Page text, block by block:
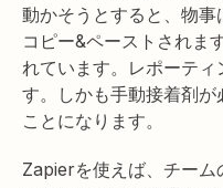
動かそうとすると、物
コピー&ペーストされま
れています。レポーテ
す。しかも手動接着剤が
ことになります。
Zapierを使えば、チーム